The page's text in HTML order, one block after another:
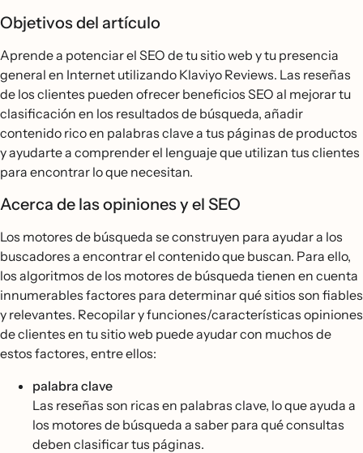
Objetivos del artículo
Aprende a potenciar el SEO de tu sitio web y tu presencia
general en Internet utilizando Klaviyo Reviews. Las reseñas
de los clientes pueden ofrecer beneficios SEO al mejorar tu
clasificación en los resultados de búsqueda, añadir
contenido rico en palabras clave a tus páginas de productos
y ayudarte a comprender el lenguaje que utilizan tus clientes
para encontrar lo que necesitan.
Acerca de las opiniones y el SEO
Los motores de búsqueda se construyen para ayudar a los
buscadores a encontrar el contenido que buscan. Para ello,
los algoritmos de los motores de búsqueda tienen en cuenta
innumerables factores para determinar qué sitios son fiables
y relevantes. Recopilar y funciones/características opiniones
de clientes en tu sitio web puede ayudar con muchos de
estos factores, entre ellos:
palabra clave
Las reseñas son ricas en palabras clave, lo que ayuda a
los motores de búsqueda a saber para qué consultas
deben clasificar tus páginas.